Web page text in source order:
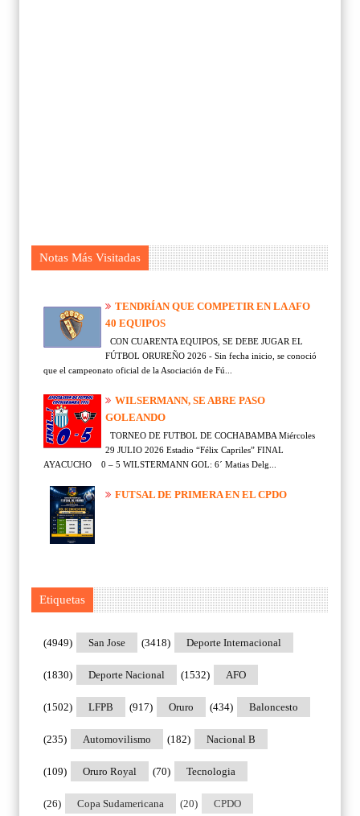
Notas Más Visitadas
TENDRÍAN QUE COMPETIR EN LA AFO
40 EQUIPOS
CON CUARENTA EQUIPOS, SE DEBE JUGAR EL
FÚTBOL ORUREÑO 2026 - Sin fecha inicio, se conoció
que el campeonato oficial de la Asociación de Fú...
WILSERMANN, SE ABRE PASO
GOLEANDO
TORNEO DE FUTBOL DE COCHABAMBA Miércoles
29 JULIO 2026 Estadio “Félix Capriles” FINAL
AYACUCHO 0 – 5 WILSTERMANN GOL: 6´ Matias Delg...
FUTSAL DE PRIMERA EN EL CPDO
Etiquetas
San Jose
(4949) Deporte Internacional
(3418)
Deporte Nacional
(1830) AFO
(1532)
LFPB
(1502) Oruro
(917) Baloncesto
(434)
Automovilismo
(235) Nacional B
(182)
Oruro Royal
(109) Tecnologia
(70)
Copa Sudamericana
(26) CPDO
(20)